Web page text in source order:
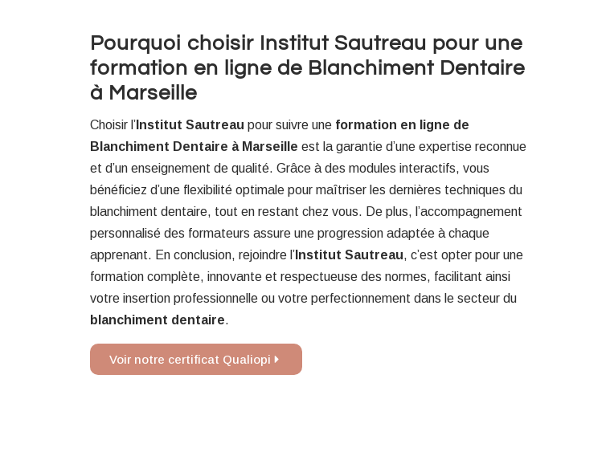
Pourquoi choisir Institut Sautreau pour une
formation en ligne de Blanchiment Dentaire
à Marseille
Choisir l’ Institut Sautreau pour suivre une formation en ligne de
Blanchiment Dentaire à Marseille est la garantie d’une expertise reconnue
et d’un enseignement de qualité. Grâce à des modules interactifs, vous
bénéficiez d’une flexibilité optimale pour maîtriser les dernières techniques du
blanchiment dentaire, tout en restant chez vous. De plus, l’accompagnement
personnalisé des formateurs assure une progression adaptée à chaque
apprenant. En conclusion, rejoindre l’ Institut Sautreau, c’est opter pour une
formation complète, innovante et respectueuse des normes, facilitant ainsi
votre insertion professionnelle ou votre perfectionnement dans le secteur du
blanchiment dentaire.
Voir notre certificat Qualiopi